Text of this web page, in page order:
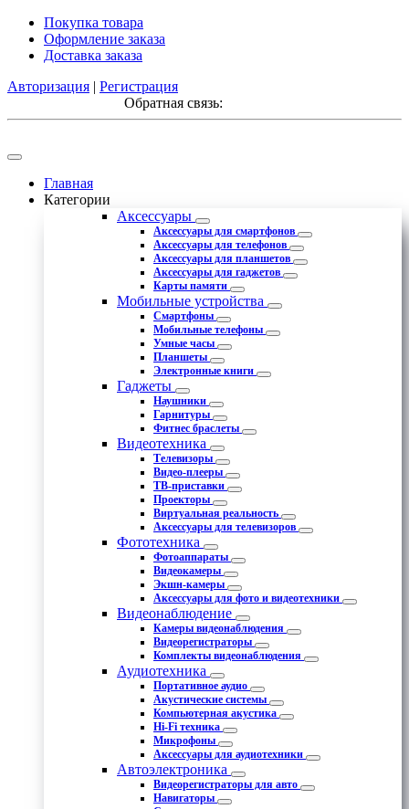
Покупка товара
Оформление заказа
Доставка заказа
Авторизация | Регистрация
Обратная связь:
Главная
Категории
Аксессуары
Аксессуары для смартфонов
Аксессуары для телефонов
Аксессуары для планшетов
Аксессуары для гаджетов
Карты памяти
Мобильные устройства
Смартфоны
Мобильные телефоны
Умные часы
Планшеты
Электронные книги
Гаджеты
Наушники
Гарнитуры
Фитнес браслеты
Видеотехника
Телевизоры
Видео-плееры
ТВ-приставки
Проекторы
Виртуальная реальность
Аксессуары для телевизоров
Фототехника
Фотоаппараты
Видеокамеры
Экшн-камеры
Аксессуары для фото и видеотехники
Видеонаблюдение
Камеры видеонаблюдения
Видеорегистраторы
Комплекты видеонаблюдения
Аудиотехника
Портативное аудио
Акустические системы
Компьютерная акустика
Hi-Fi техника
Микрофоны
Аксессуары для аудиотехники
Автоэлектроника
Видеорегистраторы для авто
Навигаторы